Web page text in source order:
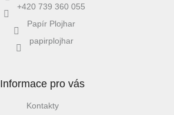
+420 739 360 055
Papír Plojhar
papirplojhar
Informace pro vás
Kontakty